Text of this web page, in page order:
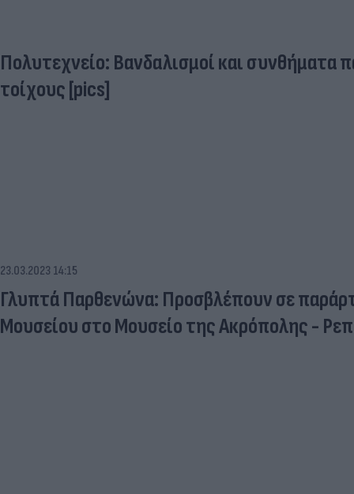
Πολυτεχνείο: Βανδαλισμοί και συνθήματα
τοίχους [pics]
23.03.2023 14:15
Γλυπτά Παρθενώνα: Προσβλέπουν σε
Μουσείου στο Μουσείο της Ακρόπολης -